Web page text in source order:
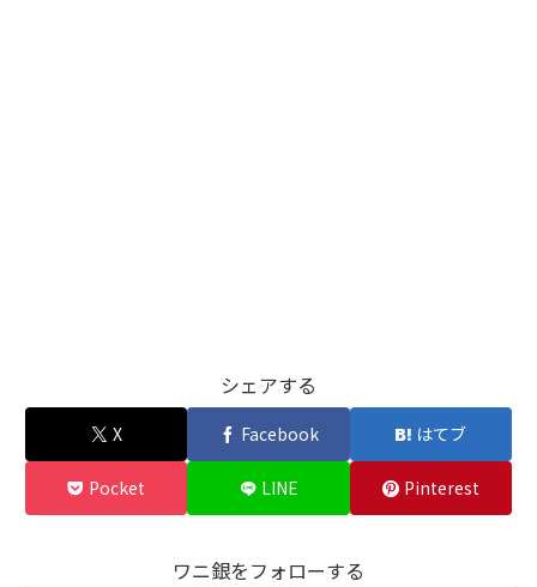
シェアする
X Facebook はてブ
Pocket LINE Pinterest
ワニ銀をフォローする